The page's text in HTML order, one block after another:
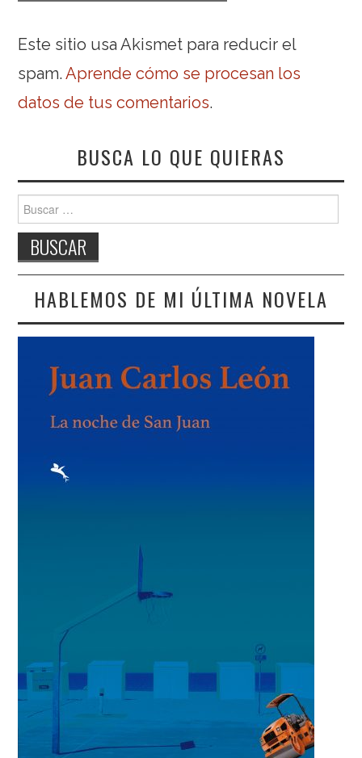
Este sitio usa Akismet para reducir el
spam.Aprende cómo se procesan los
datos de tus comentarios.
BUSCA LO QUE QUIERAS
Buscar:
HABLEMOS DE MI ÚLTIMA NOVELA